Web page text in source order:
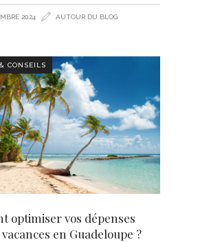
2024 AUTOUR DU BLOG
CONSEILS
optimiser vos dépenses
en Guadeloupe ?